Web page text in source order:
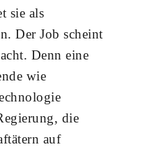
sie als
Der Job scheint
Denn eine
wie
die
auf